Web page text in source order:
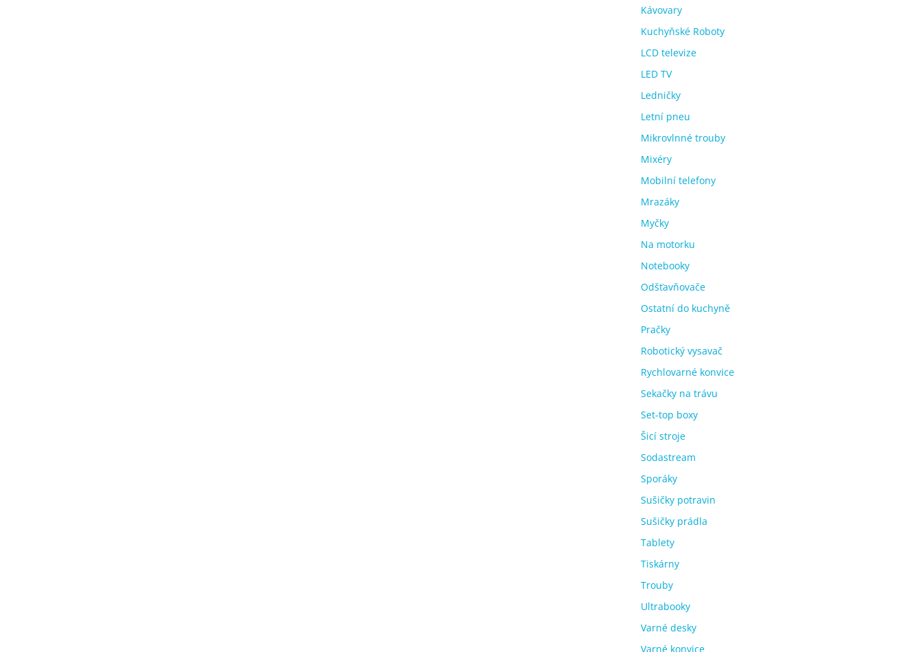
Kávovary
Kuchyňské Roboty
LCD televize
LED TV
Ledničky
Letní pneu
Mikrovlnné trouby
Mixéry
Mobilní telefony
Mrazáky
Myčky
Na motorku
Notebooky
Odšťavňovače
Ostatní do kuchyně
Pračky
Robotický vysavač
Rychlovarné konvice
Sekačky na trávu
Set-top boxy
Šicí stroje
Sodastream
Sporáky
Sušičky potravin
Sušičky prádla
Tablety
Tiskárny
Trouby
Ultrabooky
Varné desky
Varné konvice